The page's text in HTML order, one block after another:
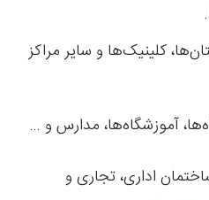
کلینیک‌ها و سایر مراکز
آموزشگاه‌ها، مدارس و …
اداری، تجاری و